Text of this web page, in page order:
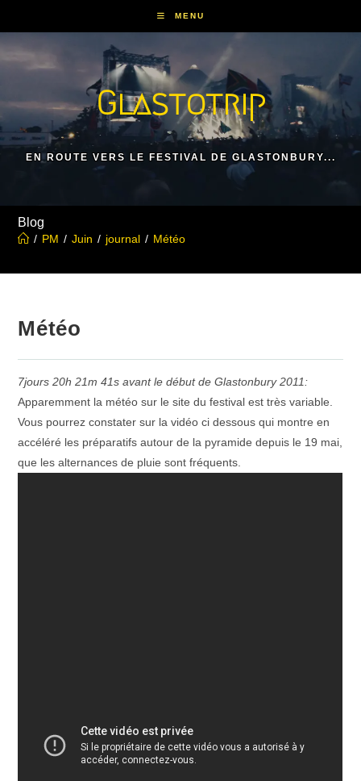
content
MENU
Glastotrip
EN ROUTE VERS LE FESTIVAL DE GLASTONBURY...
Blog
/ PM / Juin / journal / Météo
Météo
7jours 20h 21m 41s avant le début de Glastonbury 2011:
Apparemment la météo sur le site du festival est très variable.
Vous pourrez constater sur la vidéo ci dessous qui montre en
accéléré les préparatifs autour de la pyramide depuis le 19 mai,
que les alternances de pluie sont fréquents.